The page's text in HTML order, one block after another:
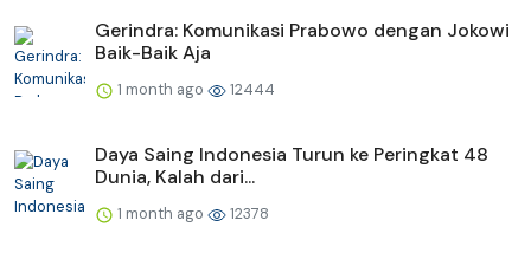
Gerindra: Komunikasi Prabowo dengan Jokowi
Baik-Baik Aja
1 month ago 12444
Daya Saing Indonesia Turun ke Peringkat 48
Dunia, Kalah dari...
1 month ago 12378